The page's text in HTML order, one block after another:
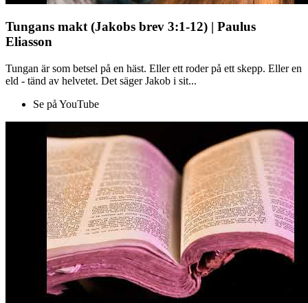
Tungans makt (Jakobs brev 3:1-12) | Paulus
Eliasson
Tungan är som betsel på en häst. Eller ett roder på ett skepp. Eller en
eld - tänd av helvetet. Det säger Jakob i sit...
Se på YouTube